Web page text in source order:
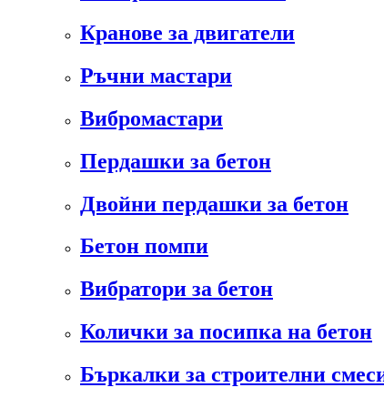
Кранове за двигатели
Ръчни мастари
Вибромастари
Пердашки за бетон
Двойни пердашки за бетон
Бетон помпи
Вибратори за бетон
Колички за посипка на бетон
Бъркалки за строителни